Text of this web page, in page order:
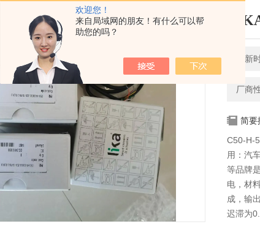
欢迎您！
来自局域网的朋友！有什么可以帮
助您的吗？
更新
厂商
简要
C50-H-
用：汽
等品牌
电，材
成，输
迟滞为